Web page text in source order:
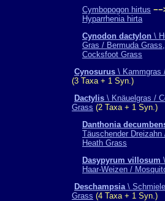
Cymbopogon hirtus
Hyparrhenia hirta
Cynodon dactylon \
Gras / Bermuda Grass,
Cocksfoot Grass
Cynosurus \ Kammgras
(3 Taxa + 1 Syn.)
Dactylis \ Knäuelgras /
Grass (2 Taxa + 1 Syn.)
Danthonia
Täuschender Dreizahn
Heath Grass
Dasypyrum villosum
Haar-Weizen /
Deschampsia\
Grass (4 Taxa + 1 Syn.)